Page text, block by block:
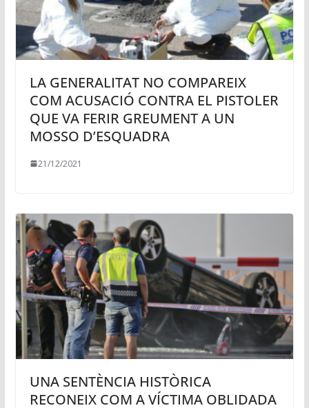
LA GENERALITAT NO COMPAREIX
COM ACUSACIÓ CONTRA EL PISTOLER
QUE VA FERIR GREUMENT A UN
MOSSO D’ESQUADRA
21/12/2021
UNA SENTÈNCIA HISTÒRICA
RECONEIX COM A VÍCTIMA OBLIDADA